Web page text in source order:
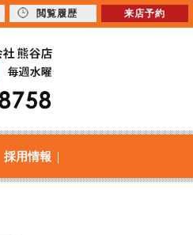
採用情報
閲覧履歴 来店予約